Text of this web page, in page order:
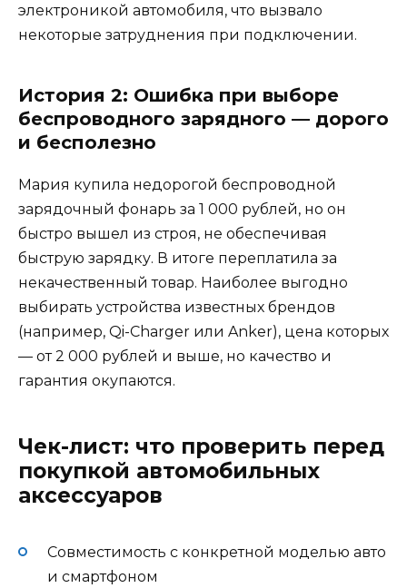
электроникой автомобиля, что вызвало
некоторые затруднения при подключении.
История 2: Ошибка при выборе
беспроводного зарядного — дорого
и бесполезно
Мария купила недорогой беспроводной
зарядочный фонарь за 1 000 рублей, но он
быстро вышел из строя, не обеспечивая
быструю зарядку. В итоге переплатила за
некачественный товар. Наиболее выгодно
выбирать устройства известных брендов
(например, Qi-Charger или Anker), цена которых
— от 2 000 рублей и выше, но качество и
гарантия окупаются.
Чек-лист: что проверить перед
покупкой автомобильных
аксессуаров
Совместимость с конкретной моделью авто
и смартфоном